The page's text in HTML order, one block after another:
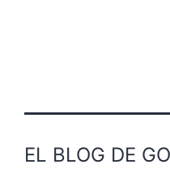
EL BLOG DE